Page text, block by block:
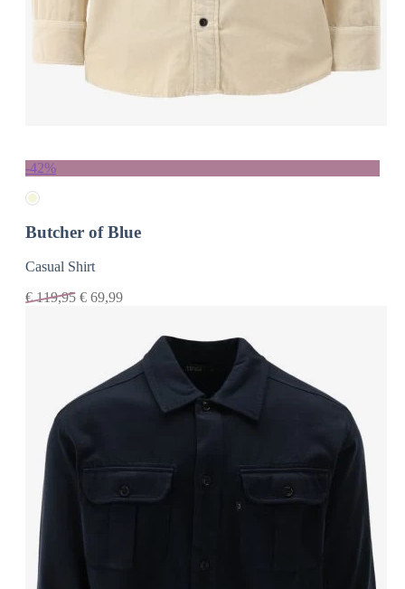
-42%
Butcher of Blue
Casual Shirt
€119,95 € 69,99